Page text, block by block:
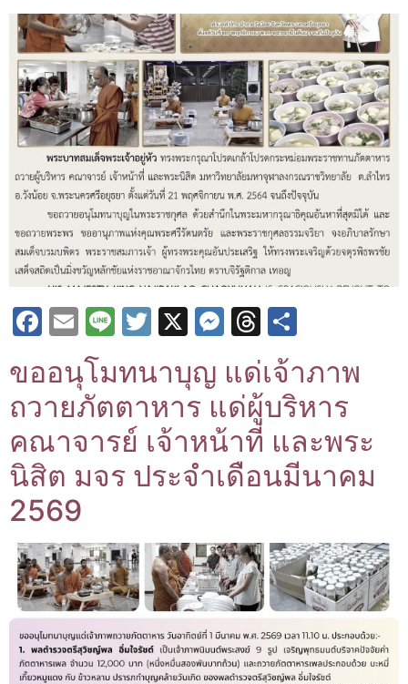
Facebook
Email
LineTwitter
X Messenger
Threads
ขออนุโมทนาบุญ แด่เจ้าภาพ
ถวายภัตตาหาร แด่ผู้บริหาร
คณาจารย์ เจ้าหน้าที่ และพระ
นิสิต มจร ประจำเดือนมีนาคม
2569